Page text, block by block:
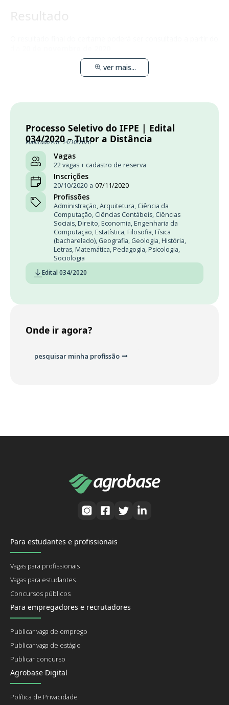
Resultado
ver mais...
Processo Seletivo do IFPE | Edital
034/2020 – Tutor a Distância
Publicado em: 14/10/2020
Vagas
22 vagas + cadastro de reserva
Inscrições
20/10/2020 a 07/11/2020
Profissões
Administração,Arquitetura, Ciência da
Computação, Ciências Contábeis, Ciências
Sociais, Direito, Economia, Engenharia da
Computação, Estatística, Filosofia, Física
(bacharelado), Geografia, Geologia, História,
Letras, Matemática, Pedagogia, Psicologia,
Sociologia
Edital 034/2020
Onde ir agora?
pesquisar minha profissão
Para estudantes e profissionais
Vagas para profissionais
Vagas para estudantes
Concursos públicos
Para empregadores e recrutadores
Publicar vaga de emprego
Publicar vaga de estágio
Publicar concurso
Agrobase Digital
Política de Privacidade